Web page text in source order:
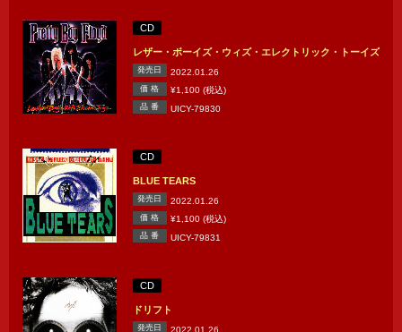
CD
レザー・ボーイズ・ウィズ・エレクトリック・トーイズ
発売日 2022.01.26
価 格 ¥1,100 (税込)
品 番 UICY-79830
CD
BLUE TEARS
発売日 2022.01.26
価 格 ¥1,100 (税込)
品 番 UICY-79831
CD
ドリフト
発売日 2022.01.26